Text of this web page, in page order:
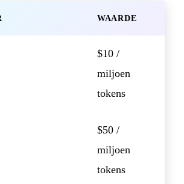
WAARDE
$10 /
miljoen
tokens
$50 /
miljoen
tokens